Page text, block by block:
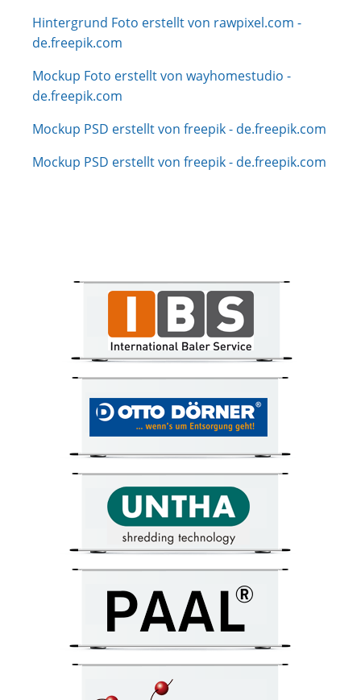
Hintergrund Foto erstellt von rawpixel.com -
de.freepik.com
Mockup Foto erstellt von wayhomestudio -
de.freepik.com
Mockup PSD erstellt von freepik - de.freepik.com
Mockup PSD erstellt von freepik - de.freepik.com